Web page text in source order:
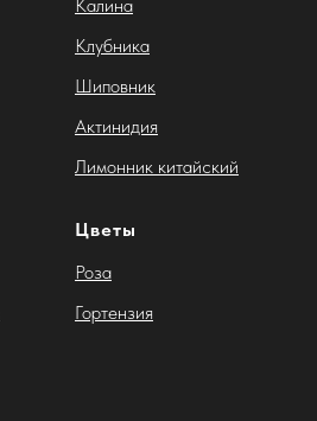
Калина
Клубника
Шиповник
Актинидия
Лимонник китайский
Цветы
Роза
Гортензия